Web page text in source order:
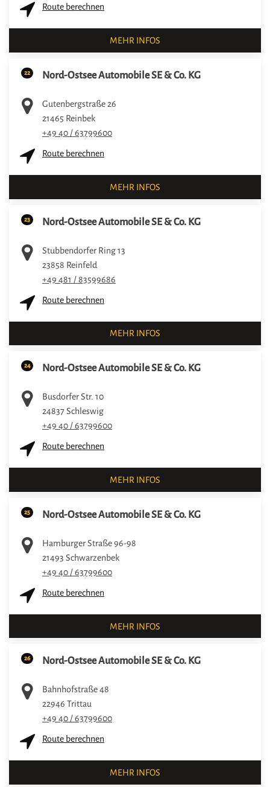
Route berechnen
MEHR INFOS
22 Nord-Ostsee Automobile SE & Co. KG
Gutenbergstraße 26
21465 Reinbek
+49 40 / 63799600
Route berechnen
MEHR INFOS
23 Nord-Ostsee Automobile SE & Co. KG
Stubbendorfer Ring 13
23858 Reinfeld
+49 481 / 83599686
Route berechnen
MEHR INFOS
24 Nord-Ostsee Automobile SE & Co. KG
Busdorfer Str. 10
24837Schleswig
+49 40 / 63799600
Route berechnen
MEHR INFOS
25 Nord-Ostsee Automobile SE & Co. KG
Hamburger Straße 96-98
21493 Schwarzenbek
+49 40 / 63799600
Route berechnen
MEHR INFOS
26 Nord-Ostsee Automobile SE & Co. KG
Bahnhofstraße 48
22946 Trittau
+49 40 / 63799600
Route berechnen
MEHR INFOS